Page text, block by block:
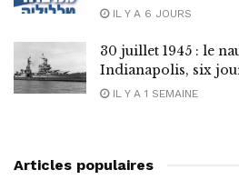
IL Y A 6 JOURS
30 juillet 1945 : le
Indianapolis, six
IL Y A 1 SEMAINE
Articles populaires